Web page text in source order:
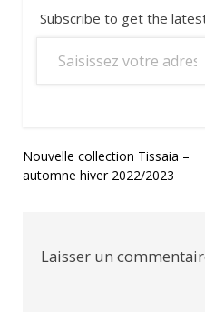
Subscribe to get the
Navigation
de
Nouvelle collection Tissaia –
automne hiver 2022/2023
Laisser un